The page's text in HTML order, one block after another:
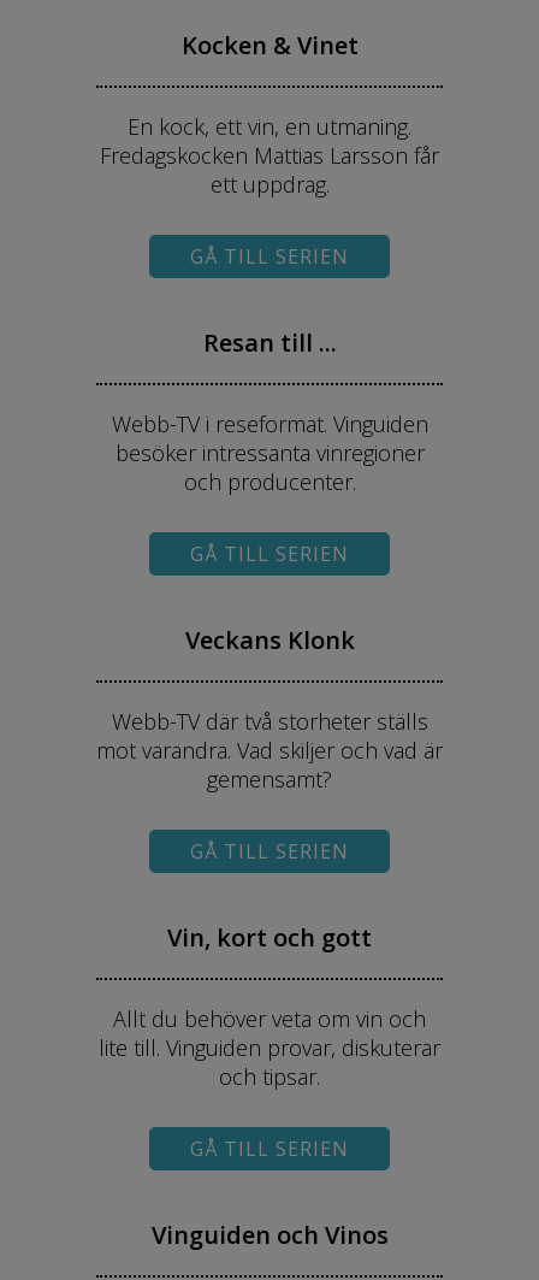
Kocken & Vinet
En kock, ett vin, en utmaning.
Fredagskocken Mattias Larsson får
ett uppdrag.
GÅ TILL SERIEN
Resan till ...
Webb-TV i reseformat. Vinguiden
besöker intressanta vinregioner
och producenter.
GÅ TILL SERIEN
Veckans Klonk
Webb-TV där två storheter ställs
mot varandra. Vad skiljer och vad är
gemensamt?
GÅ TILL SERIEN
Vin, kort och gott
Allt du behöver veta om vin och
lite till. Vinguiden provar, diskuterar
och tipsar.
GÅ TILL SERIEN
Vinguiden och Vinos